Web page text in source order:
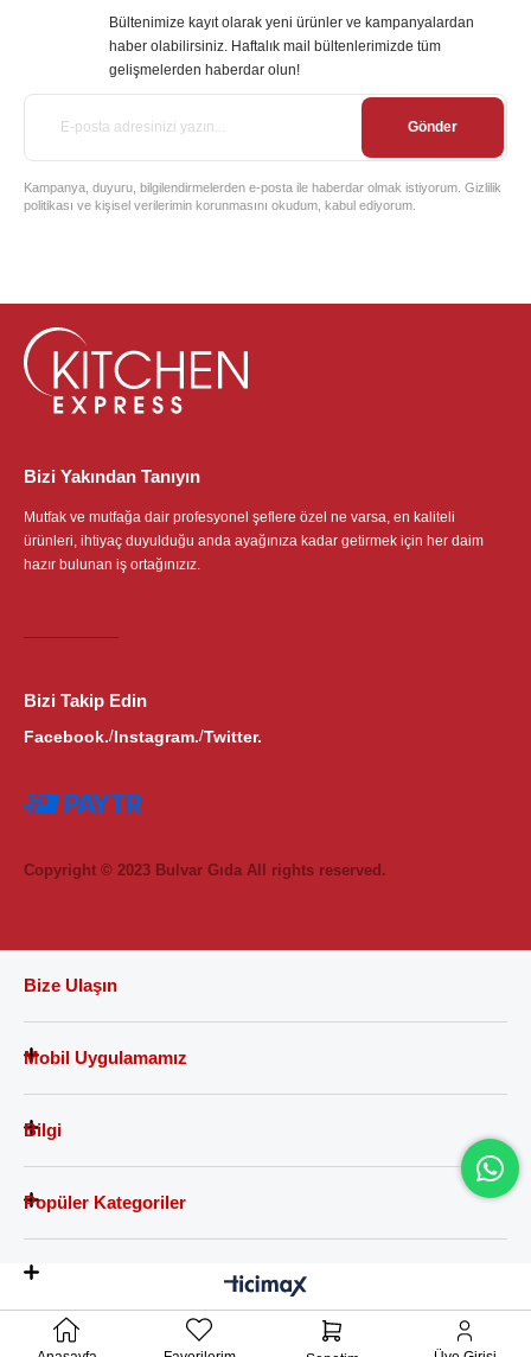
Bültenimize kayıt olarak yeni ürünler ve kampanyalardan
haber olabilirsiniz. Haftalık mail bültenlerimizde tüm
gelişmelerden haberdar olun!
Gönder
Kampanya, duyuru, bilgilendirmelerden e-posta ile haberdar olmak istiyorum. Gizlilik
politikası ve kişisel verilerimin korunmasını okudum, kabul ediyorum.
Bizi Yakından Tanıyın
Mutfak ve mutfağa dair profesyonel şeflere özel ne varsa, en kaliteli
ürünleri, ihtiyaç duyulduğu anda ayağınıza kadar getirmek için her daim
hazır bulunan iş ortağınızız.
Bizi Takip Edin
Facebook./Instagram./Twitter.
Copyright © 2023 Bulvar Gıda All rights reserved.
Bize Ulaşın
Mobil Uygulamamız
Bilgi
Popüler Kategoriler